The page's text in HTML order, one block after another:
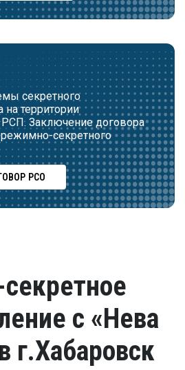
секретного
на территории
Заключение договора
режимно-секретного
РСО
с «Нева
г.Хабаровск